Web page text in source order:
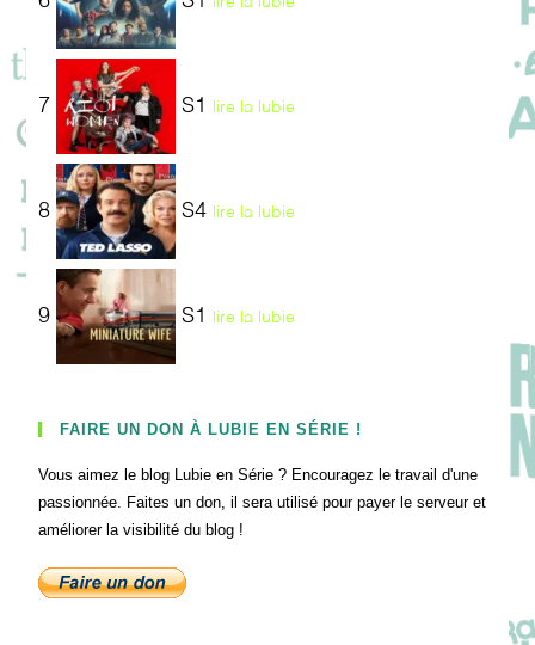
7 S1 lire la lubie
8 S4 lire la lubie
9 S1 lire la lubie
FAIRE UN DON À LUBIE EN SÉRIE !
Vous aimez le blog Lubie en Série ? Encouragez le travail d'une
passionnée. Faites un don, il sera utilisé pour payer le serveur et
améliorer la visibilité du blog !